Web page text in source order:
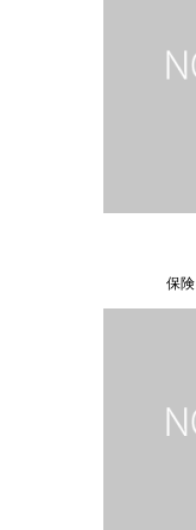
保険